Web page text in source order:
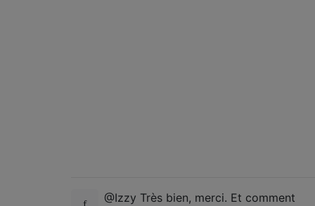
@Izzy Très bien, merci. Et comment